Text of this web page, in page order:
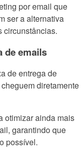
por email que
ser a alternativa
circunstâncias.
de emails
de entrega de
diretamente
otimizar ainda mais
garantindo que
possível.